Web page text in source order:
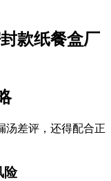
汤差评，还得配合正
险